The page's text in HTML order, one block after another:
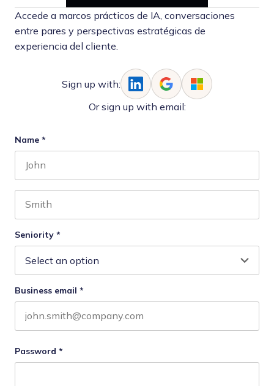
Accede a marcos prácticos de IA, conversaciones
entre pares y perspectivas estratégicas de
experiencia del cliente.
Sign up with:
Or sign up with email:
Name *
Seniority *
Business email *
Password *